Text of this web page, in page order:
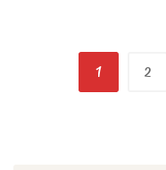
1 2